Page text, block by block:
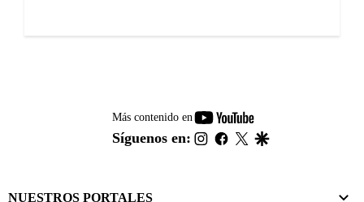
Más contenido en
youtube-
footer
Síguenos en: instagram
facebook
twitter
NUESTROS PORTALES